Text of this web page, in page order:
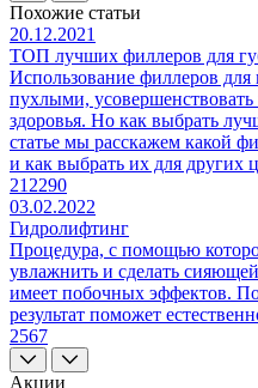
Похожие статьи
20.12.2021
ТОП лучших филлеров для
Использование филлеров для
пухлыми,
здоровья. Но как выбрать
статье мы расскажем какой
и как выбрать их для других
212290
03.02.2022
Гидролифтинг
Процедура, с помощью
увлажнить и сделать
имеет побочных эффектов.
результат поможет
2567
Акции